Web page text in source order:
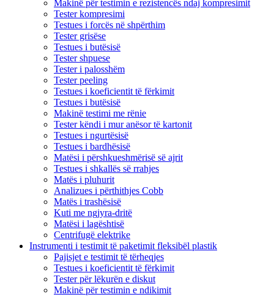
Makinë për testimin e rezistencës ndaj kompresimit
Tester kompresimi
Testues i forcës në shpërthim
Tester grisëse
Testues i butësisë
Tester shpuese
Tester i palosshëm
Tester peeling
Testues i koeficientit të fërkimit
Testues i butësisë
Makinë testimi me rënie
Tester këndi i mur anësor të kartonit
Testues i ngurtësisë
Testues i bardhësisë
Matësi i përshkueshmërisë së ajrit
Testues i shkallës së rrahjes
Matës i pluhurit
Analizues i përthithjes Cobb
Matës i trashësisë
Kuti me ngjyra-dritë
Matësi i lagështisë
Centrifugë elektrike
Instrumenti i testimit të paketimit fleksibël plastik
Pajisjet e testimit të tërheqjes
Testues i koeficientit të fërkimit
Tester për lëkurën e diskut
Makinë për testimin e ndikimit